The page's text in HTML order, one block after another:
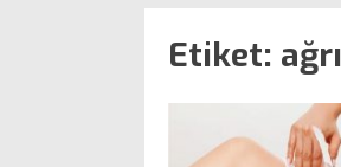
Etiket: